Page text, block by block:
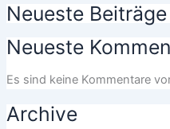
Neueste Beiträge
Neueste
Es sind keine Kommentare
Archive